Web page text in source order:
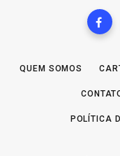
QUEM SOMOS
POLÍTICA